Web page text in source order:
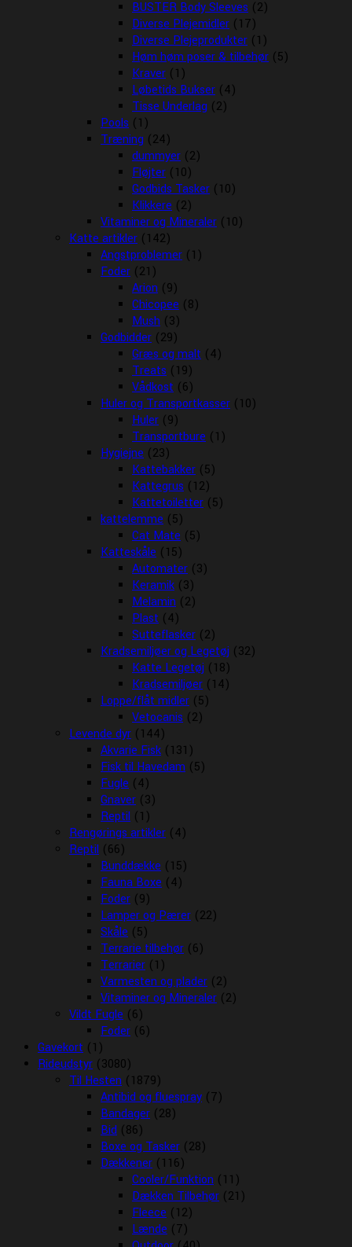
BUSTER Body Sleeves (2)
Diverse Plejemidler (17)
Diverse Plejeprodukter (1)
Høm høm poser & tilbehør (5)
Kraver (1)
Løbetids Bukser (4)
Tisse Underlag (2)
Pools (1)
Træning (24)
dummyer (2)
Fløjter (10)
Godbids Tasker (10)
Klikkere (2)
Vitaminer og Mineraler (10)
Katte artikler (142)
Angstproblemer (1)
Foder (21)
Arion (9)
Chicopee (8)
Mush (3)
Godbidder (29)
Græs og malt (4)
Treats (19)
Vådkost (6)
Huler og Transportkasser (10)
Huler (9)
Transportbure (1)
Hygiejne (23)
Kattebakker (5)
Kattegrus (12)
Kattetoiletter (5)
kattelemme (5)
Cat Mate (5)
Katteskåle (15)
Automater (3)
Keramik (3)
Melamin (2)
Plast (4)
Sutteflasker (2)
Kradsemiljøer og Legetøj (32)
Katte Legetøj (18)
Kradsemiljøer (14)
Loppe/flåt midler (5)
Vetocanis (2)
Levende dyr (144)
Akvarie Fisk (131)
Fisk til Havedam (5)
Fugle (4)
Gnaver (3)
Reptil (1)
Rengørings artikler (4)
Reptil (66)
Bunddække (15)
Fauna Boxe (4)
Foder (9)
Lamper og Pærer (22)
Skåle (5)
Terrarie tilbehør (6)
Terrarier (1)
Varmesten og plader (2)
Vitaminer og Mineraler (2)
Vildt Fugle (6)
Foder (6)
Gavekort (1)
Rideudstyr (3080)
Til Hesten (1879)
Antibid og fluespray (7)
Bandager (28)
Bid (86)
Boxe og Tasker (28)
Dækkener (116)
Cooler/Funktion (11)
Dækken Tilbehør (21)
Fleece (12)
Lænde (7)